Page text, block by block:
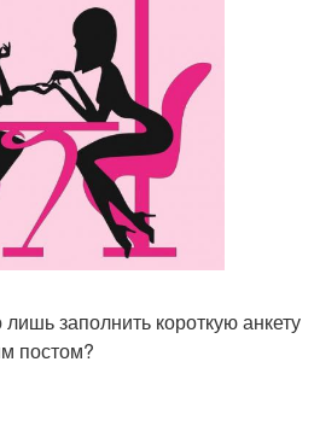
заполнить короткую анкету
постом?